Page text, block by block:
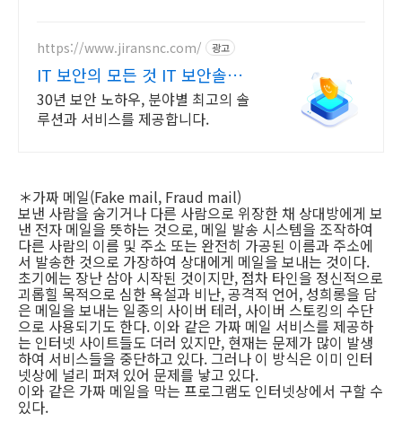
https://www.jiransnc.com/ 광고
IT 보안의 모든 것 IT 보안솔루
션 전문기업
30년 보안 노하우, 분야별 최고의 솔
루션과 서비스를 제공합니다.
＊가짜 메일(Fake mail, Fraud mail)
보낸 사람을 숨기거나 다른 사람으로 위장한 채 상대방에게 보
낸 전자 메일을 뜻하는 것으로, 메일 발송 시스템을 조작하여
다른 사람의 이름 및 주소 또는 완전히 가공된 이름과 주소에
서 발송한 것으로 가장하여 상대에게 메일을 보내는 것이다.
초기에는 장난 삼아 시작된 것이지만, 점차 타인을 정신적으로
괴롭힐 목적으로 심한 욕설과 비난, 공격적 언어, 성희롱을 담
은 메일을 보내는 일종의 사이버 테러, 사이버 스토킹의 수단
으로 사용되기도 한다. 이와 같은 가짜 메일 서비스를 제공하
는 인터넷 사이트들도 더러 있지만, 현재는 문제가 많이 발생
하여 서비스들을 중단하고 있다. 그러나 이 방식은 이미 인터
넷상에 널리 퍼져 있어 문제를 낳고 있다.
이와 같은 가짜 메일을 막는 프로그램도 인터넷상에서 구할 수
있다.